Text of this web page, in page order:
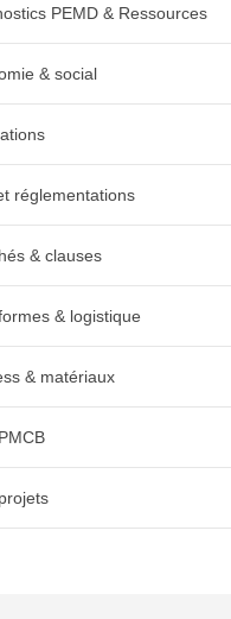
PEMD & Ressources
& social
réglementations
& clauses
& logistique
& matériaux